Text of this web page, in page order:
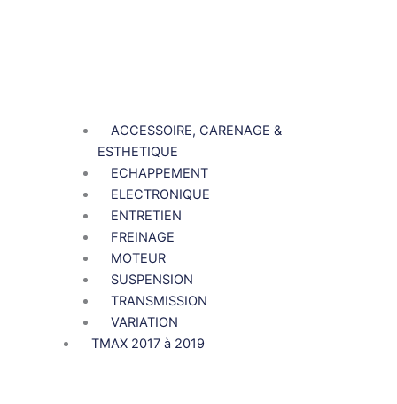
ACCESSOIRE, CARENAGE &
ESTHETIQUE
ECHAPPEMENT
ELECTRONIQUE
ENTRETIEN
FREINAGE
MOTEUR
SUSPENSION
TRANSMISSION
VARIATION
TMAX 2017 à 2019